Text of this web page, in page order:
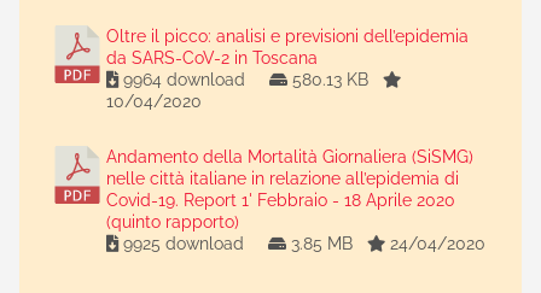
Oltre il picco: analisi e previsioni dell’epidemia
da SARS-CoV-2 in Toscana
9964 download
580.13 KB
10/04/2020
Andamento della Mortalità Giornaliera (SiSMG)
nelle città italiane in relazione all’epidemia di
Covid-19. Report 1' Febbraio - 18 Aprile 2020
(quinto rapporto)
9925 download
3.85 MB 24/04/2020